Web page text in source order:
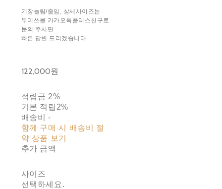
기장늘림/줄임, 상세사이즈는
투미쓰몰 카카오톡플러스친구로
문의 주시면
빠른 답변 드리겠습니다.
122,000원
적립금 2%
기본 적립 2%
배송비-
함께 구매 시 배송비 절
약 상품 보기
추가 금액
사이즈
선택하세요.